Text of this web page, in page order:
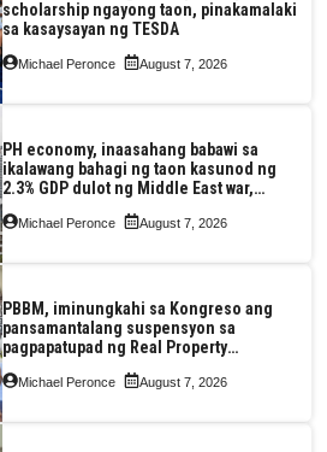
scholarship ngayong taon, pinakamalaki
sa kasaysayan ng TESDA
Michael Peronce August 7, 2026
PH economy, inaasahang babawi sa
ikalawang bahagi ng taon kasunod ng
2.3% GDP dulot ng Middle East war,
pagkaantala ng public construction
Michael Peronce August 7, 2026
PBBM, iminungkahi sa Kongreso ang
pansamantalang suspensyon sa
pagpapatupad ng Real Property
Valuation and Assessment Reform Act
Michael Peronce August 7, 2026